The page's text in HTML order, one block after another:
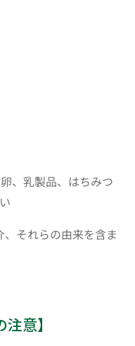
、乳製品、はちみつ
それらの由来を含ま
意】